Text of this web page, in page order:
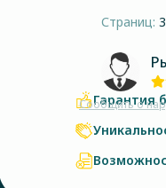
Страниц:
Сообщить о
Гарантия